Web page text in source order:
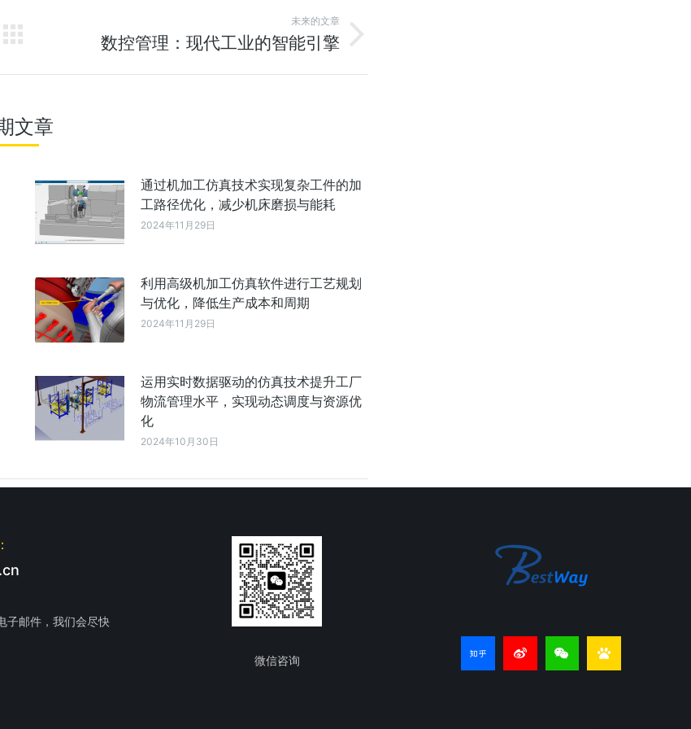
未来的文章
数控管理：现代工业的智能引擎
文章
通过机加工仿真技术实现复杂工件的加
工路径优化，减少机床磨损与能耗
2024年11月29日
利用高级机加工仿真软件进行工艺规划
与优化，降低生产成本和周期
2024年11月29日
运用实时数据驱动的仿真技术提升工厂
物流管理水平，实现动态调度与资源优
化
2024年10月30日
子邮件，我们会尽快
微信咨询